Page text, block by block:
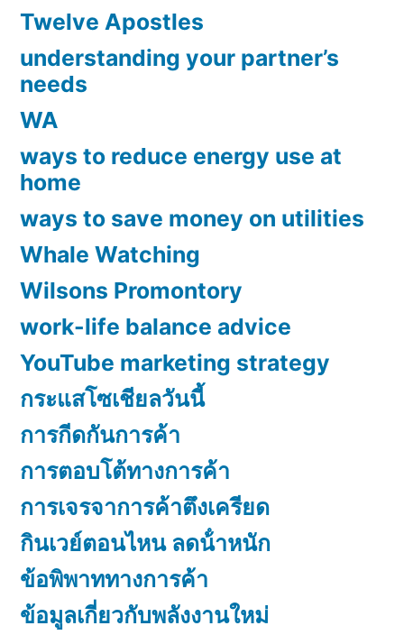
Twelve Apostles
understanding your partner’s
needs
WA
ways to reduce energy use at
home
ways to save money on utilities
Whale Watching
Wilsons Promontory
work-life balance advice
YouTube marketing strategy
กระแสโซเชียลวันนี้
การกีดกันการค้า
การตอบโต้ทางการค้า
การเจรจาการค้าตึงเครียด
กินเวย์ตอนไหน ลดน้ําหนัก
ข้อพิพาททางการค้า
ข้อมูลเกี่ยวกับพลังงานใหม่